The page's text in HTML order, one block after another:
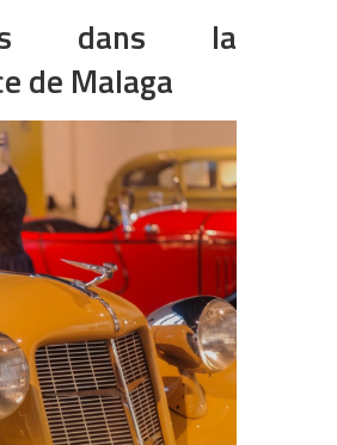
dans la
de Malaga